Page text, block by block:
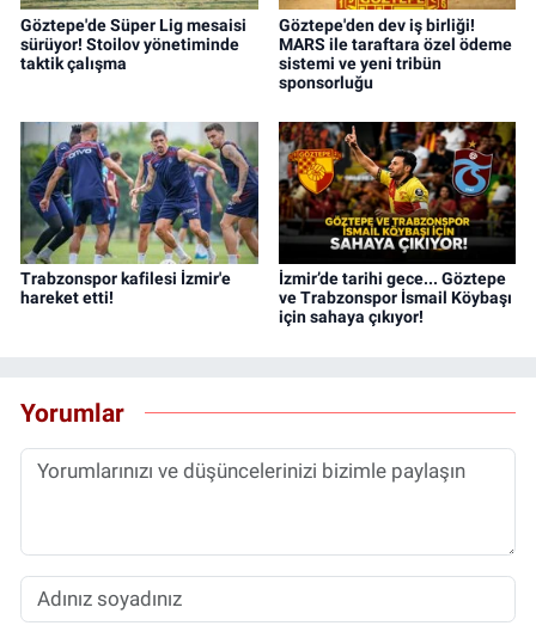
Göztepe'de Süper Lig mesaisi
sürüyor! Stoilov yönetiminde
taktik çalışma
Göztepe'den dev iş birliği!
MARS ile taraftara özel ödeme
sistemi ve yeni tribün
sponsorluğu
Trabzonspor kafilesi İzmir'e
hareket etti!
İzmir’de tarihi gece... Göztepe
ve Trabzonspor İsmail Köybaşı
için sahaya çıkıyor!
Yorumlar